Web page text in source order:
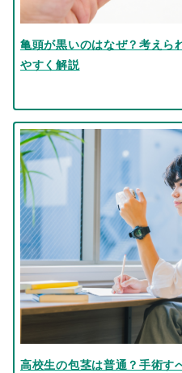
亀頭が黒いのはなぜ？考えら
やすく解説
高校生の包茎は普通？手術す